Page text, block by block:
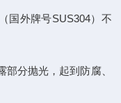
国外牌号SUS304）不
分抛光，起到防腐、